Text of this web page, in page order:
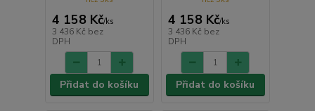
4 158 Kč/ks
3 436 Kč bez
DPH
Přidat do košíku
4 158 Kč/ks
3 436 Kč bez
DPH
Přidat do košíku